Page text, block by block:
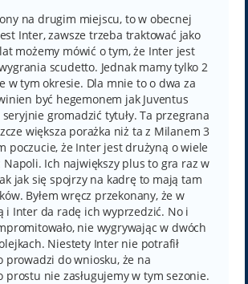
na drugim miejscu, to w obecnej
Inter, zawsze trzeba traktować jako
możemy mówić o tym, że Inter jest
scudetto. Jednak mamy tylko 2
w tym okresie. Dla mnie to o dwa za
być hegemonem jak Juventus
gromadzić tytuły. Ta przegrana
większa porażka niż ta z Milanem 3
poczucie, że Inter jest drużyną o wiele
Napoli. Ich największy plus to gra raz w
jak się spojrzy na kadrę to mają tam
Byłem wręcz przekonany, że w
i Inter da radę ich wyprzedzić. No i
nie wygrywając w dwóch
Niestety Inter nie potrafił
prowadzi do wniosku, że na
prostu nie zasługujemy w tym sezonie.